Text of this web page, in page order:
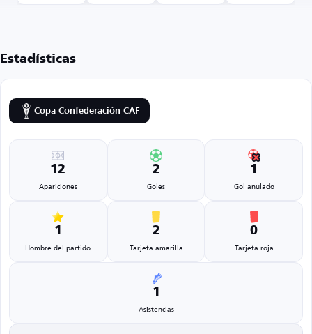
Estadísticas
Copa Confederación CAF
12
Apariciones
2
Goles
1
Gol anulado
1
Hombre del partido
2
Tarjeta amarilla
0
Tarjeta roja
1
Asistencias